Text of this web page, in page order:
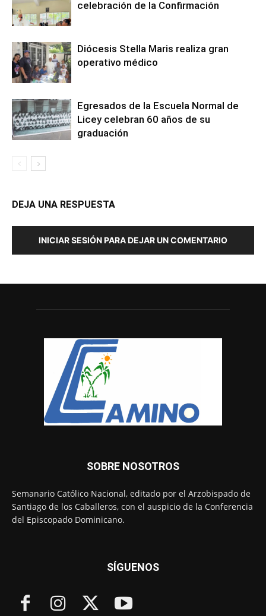
celebración de la Confirmación
Diócesis Stella Maris realiza gran
operativo médico
Egresados de la Escuela Normal de
Licey celebran 60 años de su
graduación
DEJA UNA RESPUESTA
INICIAR SESIÓN PARA DEJAR UN COMENTARIO
SOBRE NOSOTROS
Semanario Católico Nacional, editado por el Arzobispado de
Santiago de los Caballeros, con el auspicio de la Conferencia
del Episcopado Dominicano.
SÍGUENOS